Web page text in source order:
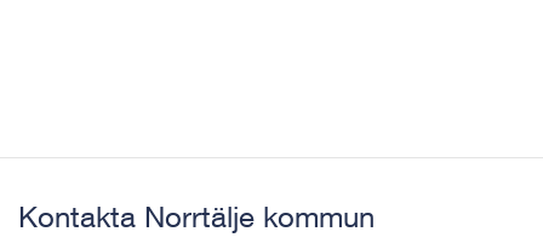
Kontakta Norrtälje kommun